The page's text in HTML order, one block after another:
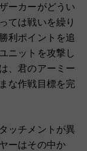
ーカーがどうい
ては戦いを繰り
利ポイントを追
ニットを攻撃し
、君のアーミー
な作戦目標を完
ッチメントが異
ーはその中か